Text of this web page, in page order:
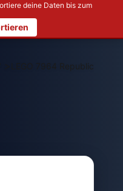
deine Daten bis zum
LEGO 7964 Republic